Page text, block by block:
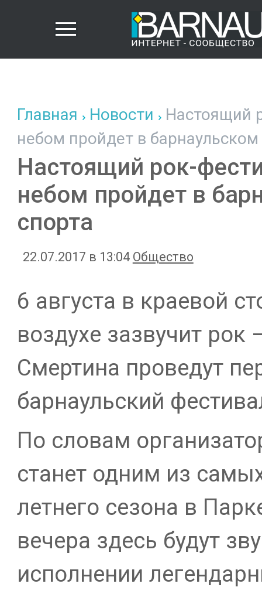
Главная Новости Настоящий
небом пройдет в
Настоящий рок-
небом пройдет в
спорта
22.07.2017 в 13:04 Общество
6 августа в краевой
воздухе зазвучит рок
Смертина проведут
барнаульский
По словам
станет одним из
летнего сезона в
вечера здесь будут
исполнении